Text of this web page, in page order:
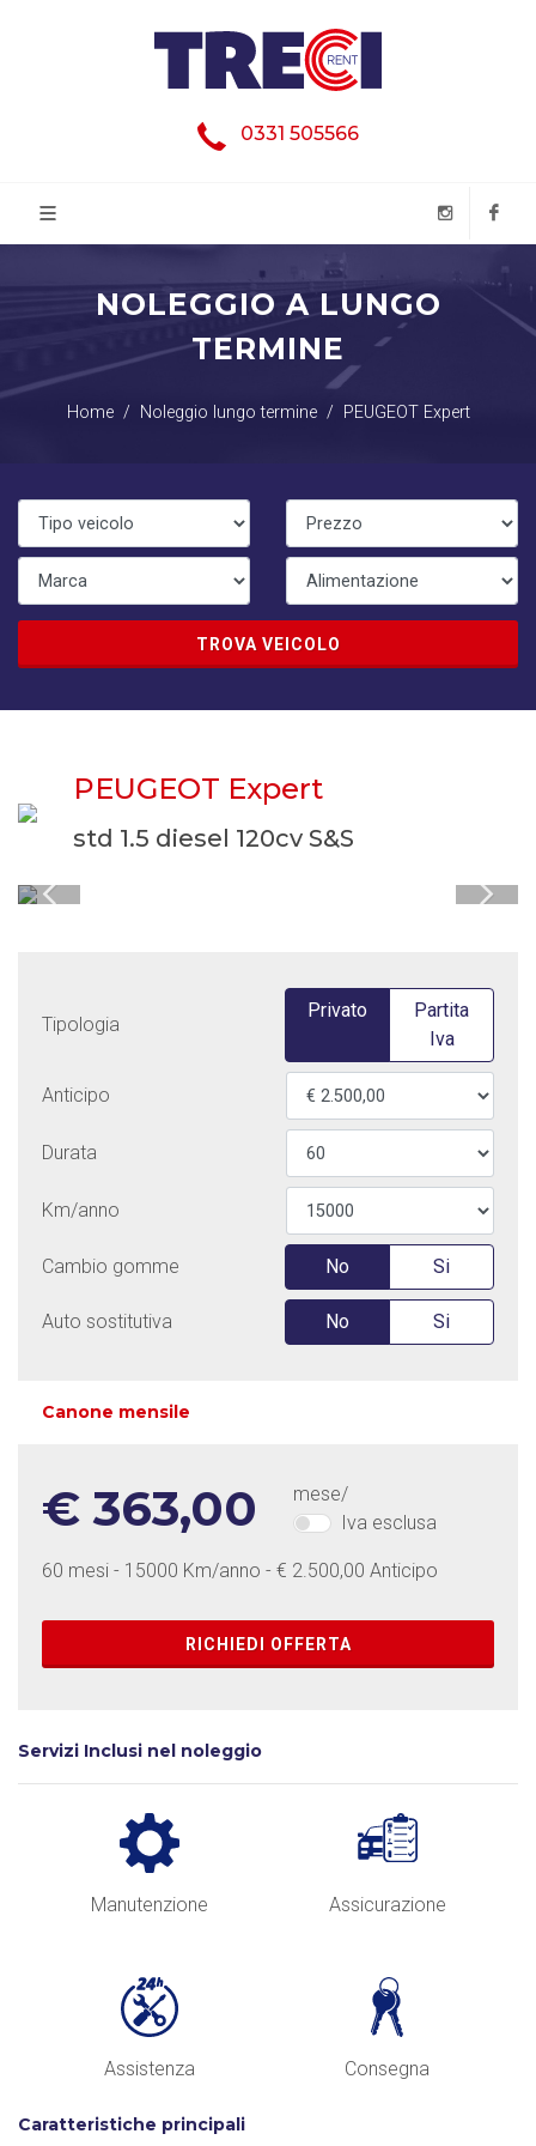
0331 505566
NOLEGGIO A LUNGO
TERMINE
Home Noleggio lungo termine PEUGEOT Expert
TROVA VEICOLO
PEUGEOT Expert
std 1.5 diesel 120cv S&S
Tipologia
Privato
Partita
Iva
Anticipo
Durata
Km/anno
Cambio gomme No Si
Auto sostitutiva No Si
Canone mensile
€ 363,00
mese/
Iva esclusa
60 mesi - 15000 Km/anno - € 2.500,00 Anticipo
RICHIEDI OFFERTA
Servizi Inclusi nel noleggio
Manutenzione
Assistenza
Assicurazione
Consegna
Caratteristiche principali